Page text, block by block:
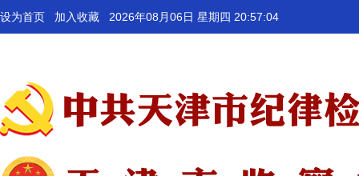
设为首页 加入收藏 2026年08月06日 星期四 20:57:04